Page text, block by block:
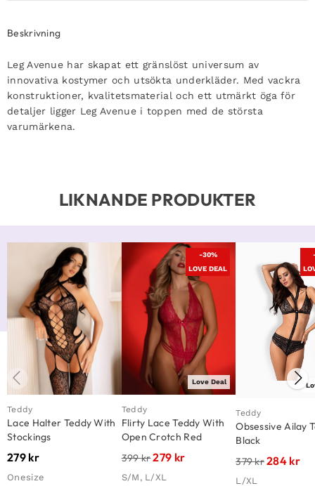
Beskrivning
Leg Avenue har skapat ett gränslöst universum av
innovativa kostymer och utsökta underkläder. Med vackra
konstruktioner, kvalitetsmaterial och ett utmärkt öga för
detaljer ligger Leg Avenue i toppen med de största
varumärkena.
LIKNANDE PRODUKTER
Teddy
Lace Halter Teddy With
Stockings
279 kr
Onesize
-30%
LOVE DEAL
Love Deal
Teddy
Flirty Lace Teddy With
Open Crotch Red
399kr279 kr
S/M, L/XL
Teddy
Obsessive Ailay
Black
379kr284 kr
L/XL